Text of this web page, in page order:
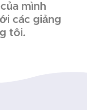
mình
các giảng
tôi.